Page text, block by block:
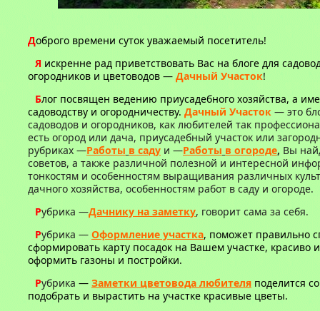
Доброго времени суток уважаемый посетитель!
Я искренне рад приветствовать Вас на блоге для
огородников и цветоводов — Дачный Участок!
Блог посвящен ведению приусадебного хозяйства, а
садоводству и огородничеству. Дачный Участок — это
садоводов и огородников, как любителей так
есть огород или дача, приусадебный участок или
рубриках —Работы в саду и —Работы в огороде, Вы
советов, а также различной полезной и интересной
тонкостям и особенностям выращивания различных
дачного хозяйства, особенностям работ в саду и огороде.
Рубрика —Дачнику на заметку, говорит сама за себя.
Рубрика — Оформление участка, поможет правильно
сформировать карту посадок на Вашем участке, красиво
оформить газоны и постройки.
Рубрика — Заметки цветовода любителя поделится
подобрать и вырастить на участке красивые цветы.